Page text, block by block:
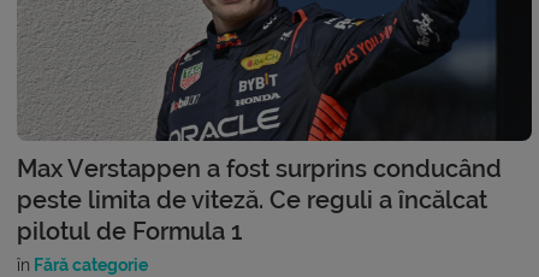
Max Verstappen a fost surprins conducând
peste limita de viteză. Ce reguli a încălcat
pilotul de Formula 1
în Fără categorie